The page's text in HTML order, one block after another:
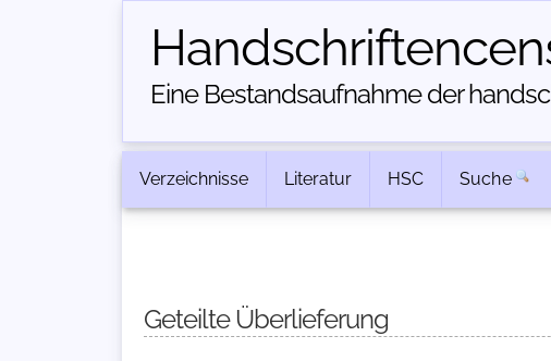
Eine Bestandsaufnahme der
Verzeichnisse Literatur HSC Suche
Geteilte Überlieferung